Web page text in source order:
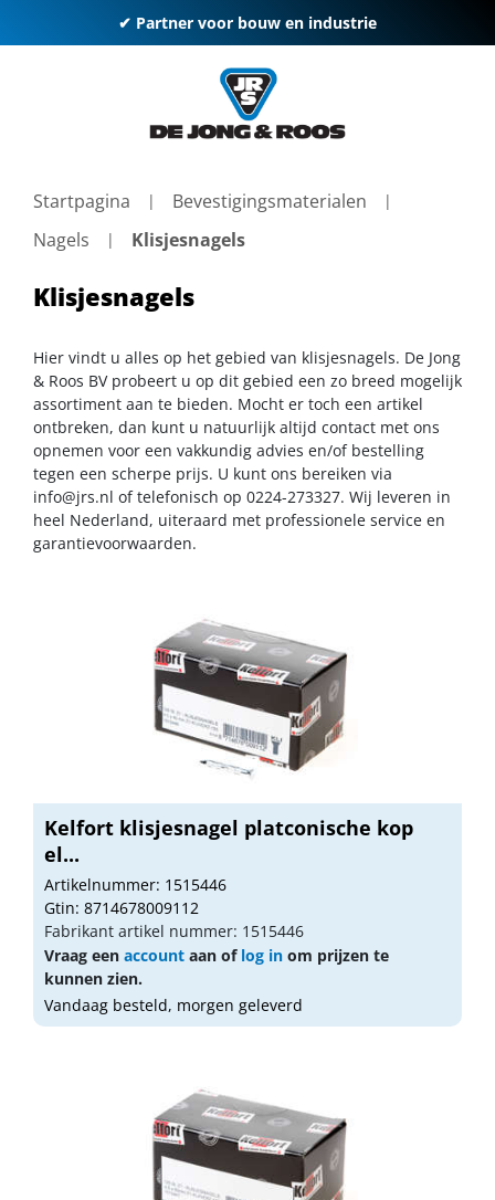
✔ Partner voor bouw en industrie
Startpagina
Bevestigingsmaterialen
Nagels
Klisjesnagels
Klisjesnagels
Hier vindt u alles op het gebied van klisjesnagels. De Jong
& Roos BV probeert u op dit gebied een zo breed mogelijk
assortiment aan te bieden. Mocht er toch een artikel
ontbreken, dan kunt u natuurlijk altijd contact met ons
opnemen voor een vakkundig advies en/of bestelling
tegen een scherpe prijs. U kunt ons bereiken via
info@jrs.nl of telefonisch op 0224-273327. Wij leveren in
heel Nederland, uiteraard met professionele service en
garantievoorwaarden.
Kelfort klisjesnagel platconische kop
el...
Artikelnummer: 1515446
Gtin: 8714678009112
Fabrikant artikel nummer: 1515446
Vraag een account aan of log in om prijzen te
kunnen zien.
Vandaag besteld, morgen geleverd